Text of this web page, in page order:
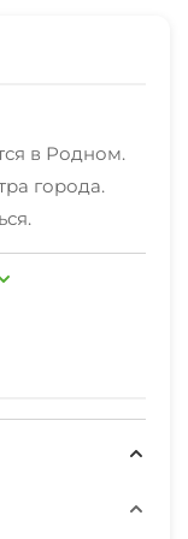
в Родном.
города.
горы 7
и Панорама
отдыху!